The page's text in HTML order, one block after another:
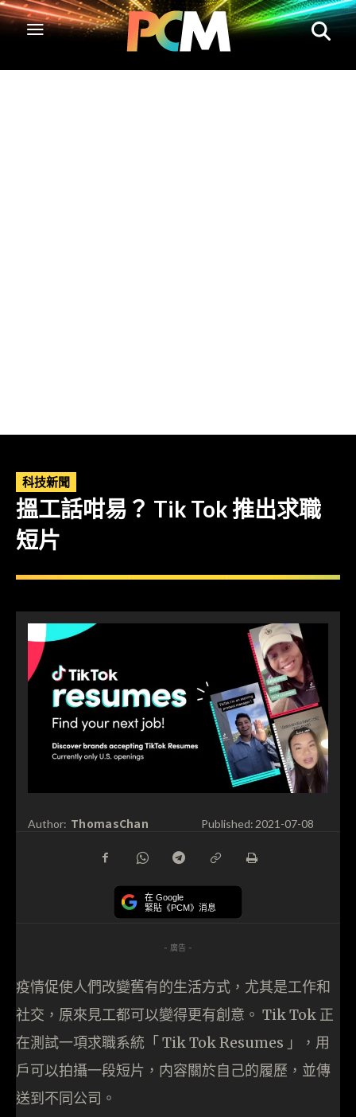
科技新聞
搵工話咁易？ Tik Tok 推出求職
短片
Author: ThomasChan Published: 2021-07-08
在 Google
緊貼《PCM》消息
- 廣告 -
疫情促使人們改變舊有的生活方式，尤其是工作和
社交，原來見工都可以變得更有創意。 Tik Tok 正
在測試一項求職系統「 Tik Tok Resumes 」，用
戶可以拍攝一段短片，内容關於自己的履歷，並傳
送到不同公司。